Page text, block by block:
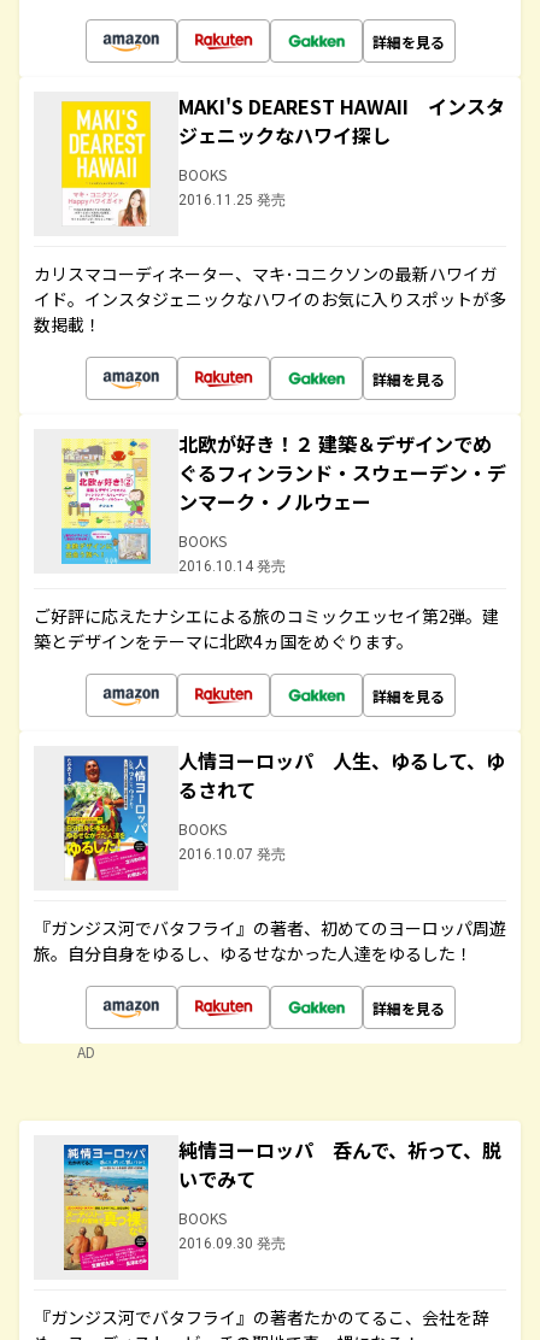
詳細を見る
MAKI'S DEAREST HAWAII インスタ
ジェニックなハワイ探し
BOOKS
2016.11.25 発売
カリスマコーディネーター、マキ･コニクソンの最新ハワイガ
イド。インスタジェニックなハワイのお気に入りスポットが多
数掲載！
詳細を見る
北欧が好き！２ 建築＆デザインでめ
ぐるフィンランド・スウェーデン・デ
ンマーク・ノルウェー
BOOKS
2016.10.14 発売
ご好評に応えたナシエによる旅のコミックエッセイ第2弾。建
築とデザインをテーマに北欧4ヵ国をめぐります。
詳細を見る
人情ヨーロッパ 人生、ゆるして、ゆ
るされて
BOOKS
2016.10.07 発売
『ガンジス河でバタフライ』の著者、初めてのヨーロッパ周遊
旅。自分自身をゆるし、ゆるせなかった人達をゆるした！
詳細を見る
AD
純情ヨーロッパ 呑んで、祈って、脱
いでみて
BOOKS
2016.09.30 発売
『ガンジス河でバタフライ』の著者たかのてるこ、会社を辞